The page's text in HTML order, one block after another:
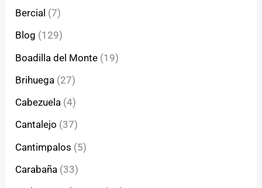
Bercial (7)
Blog (129)
Boadilla del Monte (19)
Brihuega (27)
Cabezuela (4)
Cantalejo (37)
Cantimpalos (5)
Carabaña (33)